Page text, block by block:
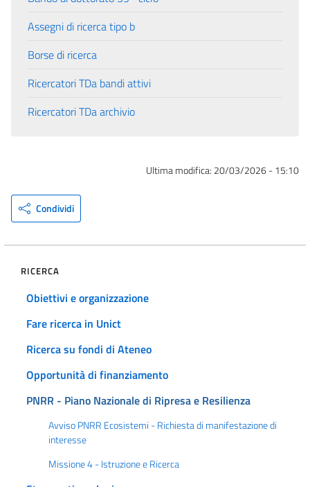
Assegni di ricerca tipo b
Borse di ricerca
Ricercatori TDa bandi attivi
Ricercatori TDa archivio
Ultima modifica: 20/03/2026 - 15:10
Condividi
RICERCA
Obiettivi e organizzazione
Fare ricerca in Unict
Ricerca su fondi di Ateneo
Opportunità di finanziamento
PNRR - Piano Nazionale di Ripresa e Resilienza
Avviso PNRR Ecosistemi - Richiesta di manifestazione di
interesse
Missione 4 - Istruzione e Ricerca